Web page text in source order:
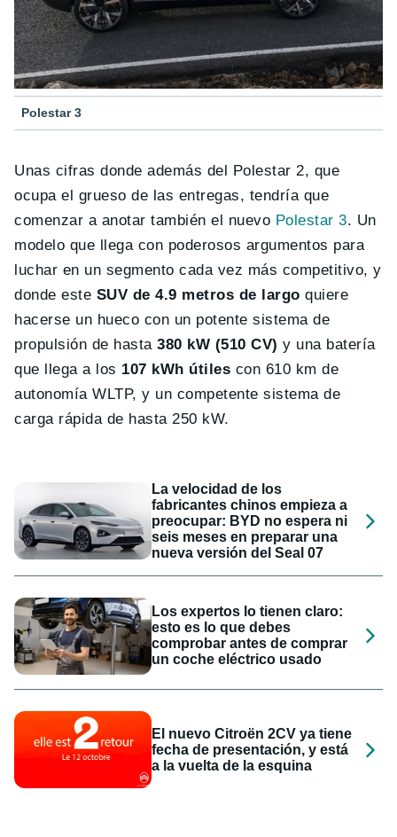
Polestar 3
Unas cifras donde además del Polestar 2, que
ocupa el grueso de las entregas, tendría que
comenzar a anotar también el nuevo Polestar 3. Un
modelo que llega con poderosos argumentos para
luchar en un segmento cada vez más competitivo, y
donde este SUV de 4.9 metros de largo quiere
hacerse un hueco con un potente sistema de
propulsión de hasta380 kW (510 CV) y una batería
que llega a los 107 kWh útiles con 610 km de
autonomía WLTP, y un competente sistema de
carga rápida de hasta 250 kW.
La velocidad de los
fabricantes chinos empieza a
preocupar: BYD no espera ni
seis meses en preparar una
nueva versión del Seal 07
Los expertos lo tienen claro:
esto es lo que debes
comprobar antes de comprar
un coche eléctrico usado
El nuevo Citroën 2CV ya tiene
fecha de presentación, y está
a la vuelta de la esquina